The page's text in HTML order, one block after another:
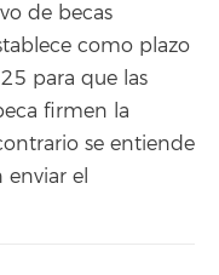
de becas
como plazo
para que las
firmen la
se entiende
enviar el